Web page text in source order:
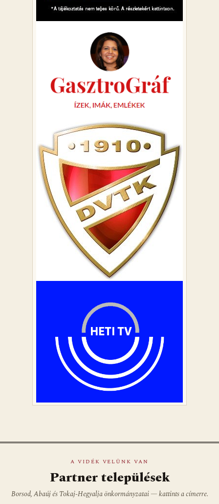
A VIDÉK VELÜNK VAN
Partner települések
Borsod, Abaúj és Tokaj-Hegyalja önkormányzatai — kattints a címerre.